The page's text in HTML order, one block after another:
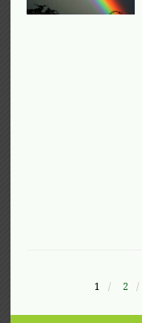
1 2